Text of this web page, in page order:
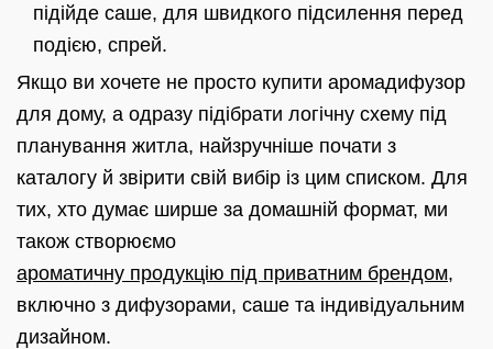
підійде саше, для швидкого підсилення перед
подією, спрей.
Якщо ви хочете не просто купити аромадифузор
для дому, а одразу підібрати логічну схему під
планування житла, найзручніше почати з
каталогу й звірити свій вибір із цим списком. Для
тих, хто думає ширше за домашній формат, ми
також створюємо
ароматичну продукцію під приватним брендом,
включно з дифузорами, саше та індивідуальним
дизайном.